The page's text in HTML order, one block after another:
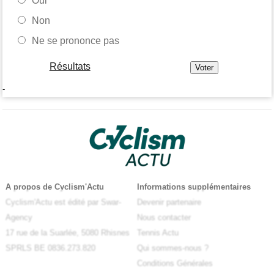
Non
Ne se prononce pas
Résultats
-
A propos de Cyclism'Actu
Cyclism'Actu est édité par Swar-
Agency
17 rue de la Suarlée, 5080 Rhisnes
SPRLS BE 0836.273.820
Informations supplémentaires
Devenir partenaire
Nous contacter
Tennis Actu
Qui sommes-nous ?
Conditions Générales